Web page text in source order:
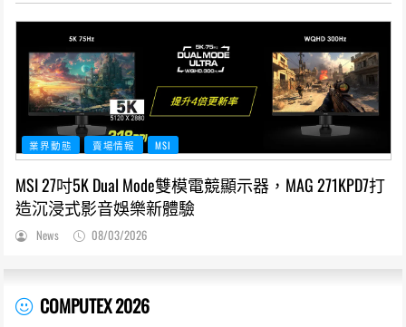
業界動態 賣場情報 MSI
MSI 27吋5K Dual Mode雙模電競顯示器，MAG 271KPD7打
造沉浸式影音娛樂新體驗
News 08/03/2026
COMPUTEX 2026